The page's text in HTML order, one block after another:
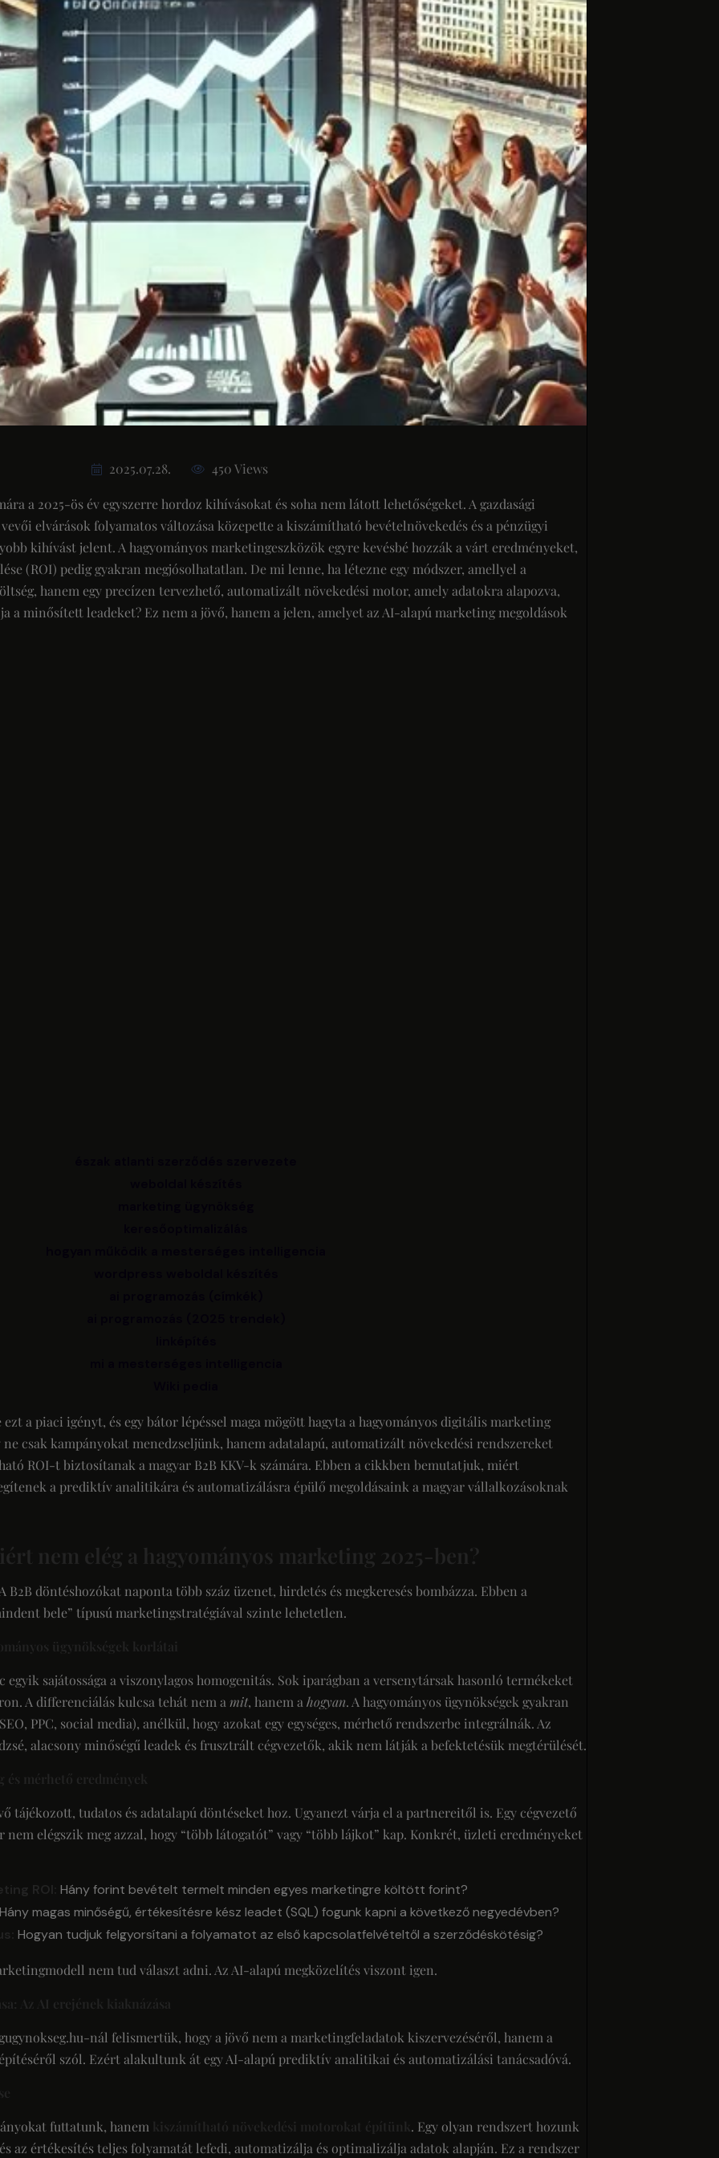
2025.07.28. 450 Views
a 2025-ös év egyszerre hordoz kihívásokat és soha nem látott lehetőségeket. A gazdasági
elvárások folyamatos változása közepette a kiszámítható bevételnövekedés és a pénzügyi
kihívást jelent. A hagyományos marketingeszközök egyre kevésbé hozzák a várt eredményeket,
(ROI) pedig gyakran megjósolhatatlan. De mi lenne, ha létezne egy módszer, amellyel a
hanem egy precízen tervezhető, automatizált növekedési motor, amely adatokra alapozva,
a minősített leadeket? Ez nem a jövő, hanem a jelen, amelyet az AI-alapú marketing megoldások
a piaci igényt, és egy bátor lépéssel maga mögött hagyta a hagyományos digitális marketing
csak kampányokat menedzseljünk, hanem adatalapú, automatizált növekedési rendszereket
ROI-t biztosítanak a magyar B2B KKV-k számára. Ebben a cikkben bemutatjuk, miért
a prediktív analitikára és automatizálásra épülő megoldásaink a magyar vállalkozásoknak
nem elég a hagyományos marketing 2025-ben?
döntéshozókat naponta több száz üzenet, hirdetés és megkeresés bombázza. Ebben a
bele” típusú marketingstratégiával szinte lehetetlen.
ügynökségek korlátai
sajátossága a viszonylagos homogenitás. Sok iparágban a versenytársak hasonló termékeket
A differenciálás kulcsa tehát nem a mit, hanem a hogyan. A hagyományos ügynökségek gyakran
PPC, social media), anélkül, hogy azokat egy egységes, mérhető rendszerbe integrálnák. Az
alacsony minőségű leadek és frusztrált cégvezetők, akik nem látják a befektetésük megtérülését.
mérhető eredmények
tájékozott, tudatos és adatalapú döntéseket hoz. Ugyanezt várja el a partnereitől is. Egy cégvezető
elégszik meg azzal, hogy “több látogatót” vagy “több lájkot” kap. Konkrét, üzleti eredményeket
ROI:
Hány forint bevételt termelt minden egyes marketingre költött forint?
magas minőségű, értékesítésre kész leadet (SQL) fogunk kapni a következő negyedévben?
Hogyan tudjuk felgyorsítani a folyamatot az első kapcsolatfelvételtől a szerződéskötésig?
nem tud választ adni. Az AI-alapú megközelítés viszont igen.
Az AI erejének kiaknázása
nál felismertük, hogy a jövő nem a marketingfeladatok kiszervezéséről, hanem a
szól. Ezért alakultunk át egy AI-alapú prediktív analitikai és automatizálási tanácsadóvá.
futtatunk, hanem
kiszámítható növekedési motorokat építünk . Egy olyan rendszert hozunk
az értékesítés teljes folyamatát lefedi, automatizálja és optimalizálja adatok alapján. Ez a rendszer